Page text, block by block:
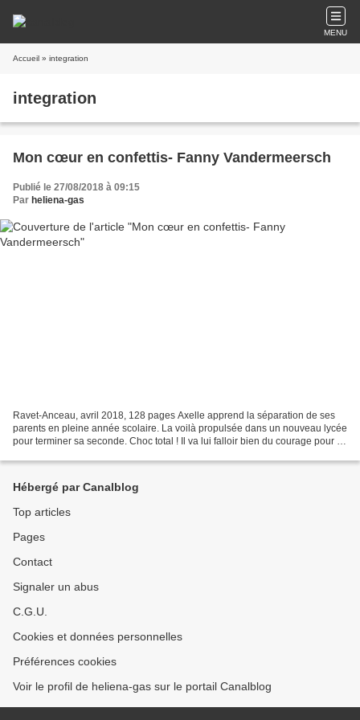
MENU
Accueil » integration
integration
Mon cœur en confettis- Fanny Vandermeersch
Publié le 27/08/2018 à 09:15
Par heliena-gas
Ravet-Anceau, avril 2018, 128 pages Axelle apprend la séparation de ses
parents en pleine année scolaire. La voilà propulsée dans un nouveau lycée
pour terminer sa seconde. Choc total ! Il va lui falloir bien du courage pour se
Hébergé par Canalblog
Top articles
Pages
Contact
Signaler un abus
C.G.U.
Cookies et données personnelles
Préférences cookies
Voir le profil de heliena-gas sur le portail Canalblog